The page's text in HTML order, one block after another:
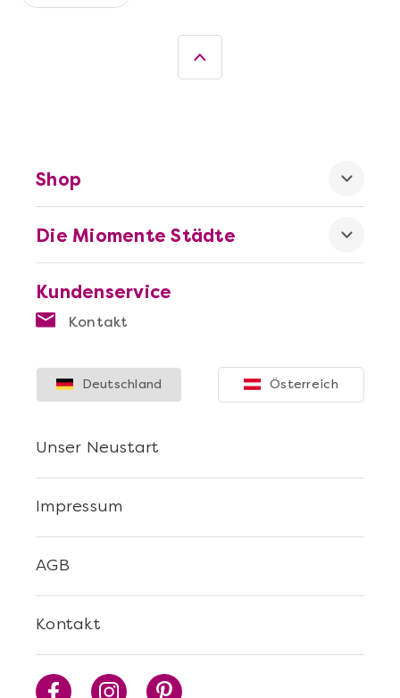
Mehr anzeigen
Die beste Pizza@Home
Kundenservice
Kontakt
Die Miomente Städte
Shop
Kontakt
AGB
Impressum
Unser Neustart
Deutschland Österreich